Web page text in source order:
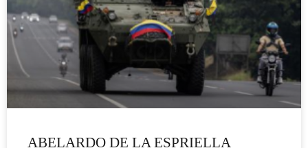
ABELARDO DE LA ESPRIELLA